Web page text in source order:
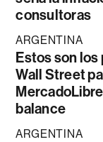
consultoras
ARGENTINA
Estos son
Wall Street
balance
ARGENTINA